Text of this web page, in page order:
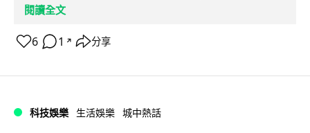
閱讀全文
6 1 ↗ 分享
科技娛樂 生活娛樂 城中熱話